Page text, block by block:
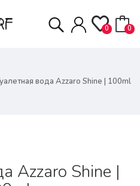
0 0
вода Azzaro Shine | 100ml
Azzaro Shine |